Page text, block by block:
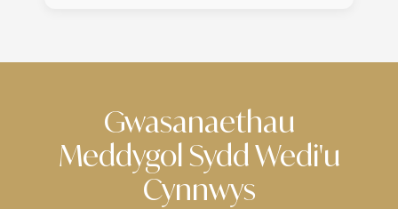
Gwasanaethau
Meddygol Sydd Wedi'u
Cynnwys